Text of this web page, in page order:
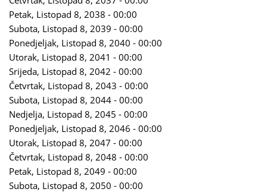
Petak, Listopad 8, 2038 - 00:00
Subota, Listopad 8, 2039 - 00:00
Ponedjeljak, Listopad 8, 2040 - 00:00
Utorak, Listopad 8, 2041 - 00:00
Srijeda, Listopad 8, 2042 - 00:00
Četvrtak, Listopad 8, 2043 - 00:00
Subota, Listopad 8, 2044 - 00:00
Nedjelja, Listopad 8, 2045 - 00:00
Ponedjeljak, Listopad 8, 2046 - 00:00
Utorak, Listopad 8, 2047 - 00:00
Četvrtak, Listopad 8, 2048 - 00:00
Petak, Listopad 8, 2049 - 00:00
Subota, Listopad 8, 2050 - 00:00